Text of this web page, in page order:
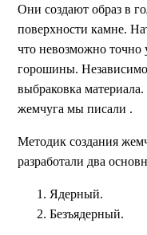
Они создают образ в
поверхности камне.
что невозможно точно
горошины. Независимо
выбраковка
жемчуга мы писали .
Методик создания
разработали два
Ядерный.
Безъядерный.